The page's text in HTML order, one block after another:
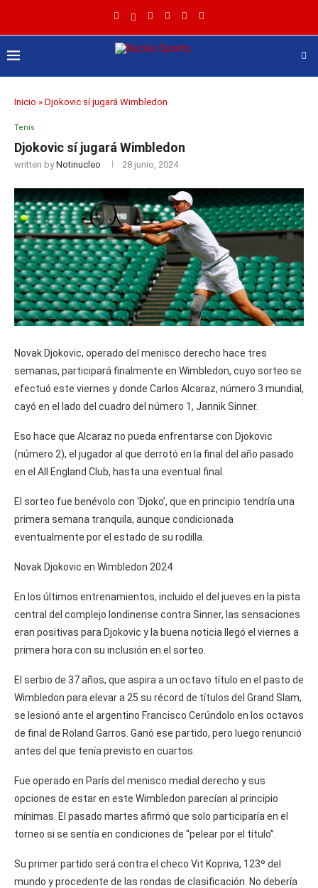
Inicio » Djokovic sí jugará Wimbledon
Tenis
Djokovic sí jugará Wimbledon
written byNotinucleo 28 junio, 2024
Novak Djokovic, operado del menisco derecho hace tres
semanas, participará finalmente en Wimbledon, cuyo sorteo se
efectuó este viernes y donde Carlos Alcaraz, número 3 mundial,
cayó en el lado del cuadro del número 1, Jannik Sinner.
Eso hace que Alcaraz no pueda enfrentarse con Djokovic
(número 2), el jugador al que derrotó en la final del año pasado
en el All England Club, hasta una eventual final.
El sorteo fue benévolo con ‘Djoko’, que en principio tendría una
primera semana tranquila, aunque condicionada
eventualmente por el estado de su rodilla.
Novak Djokovic en Wimbledon 2024
En los últimos entrenamientos, incluido el del jueves en la pista
central del complejo londinense contra Sinner, las sensaciones
eran positivas para Djokovic y la buena noticia llegó el viernes a
primera hora con su inclusión en el sorteo.
El serbio de 37 años, que aspira a un octavo título en el pasto de
Wimbledon para elevar a 25 su récord de títulos del Grand Slam,
se lesionó ante el argentino Francisco Cerúndolo en los octavos
de final de Roland Garros. Ganó ese partido, pero luego renunció
antes del que tenía previsto en cuartos.
Fue operado en París del menisco medial derecho y sus
opciones de estar en este Wimbledon parecían al principio
mínimas. El pasado martes afirmó que solo participaría en el
torneo si se sentía en condiciones de “pelear por el título”.
Su primer partido será contra el checo Vit Kopriva, 123º del
mundo y procedente de las rondas de clasificación. No debería